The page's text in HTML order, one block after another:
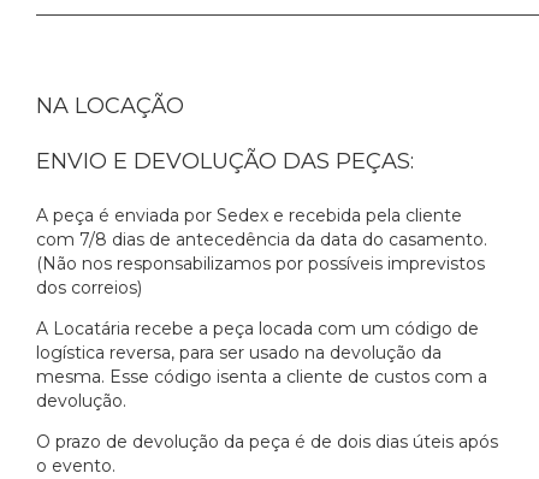
NA LOCAÇÃO
ENVIO E DEVOLUÇÃO DAS PEÇAS:
A peça é enviada por Sedex e recebida pela cliente
com 7/8 dias de antecedência da data do casamento.
(Não nos responsabilizamos por possíveis imprevistos
dos correios)
A Locatária recebe a peça locada com um código de
logística reversa, para ser usado na devolução da
mesma. Esse código isenta a cliente de custos com a
devolução.
O prazo de devolução da peça é de dois dias úteis após
o evento.